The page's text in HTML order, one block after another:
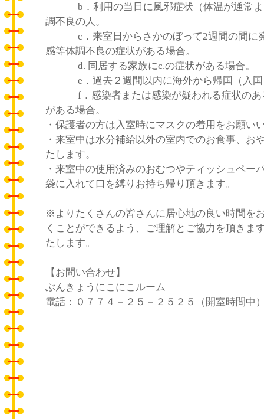
b．利用の当日に風邪症状（体温が通常よ
調不良の人。
c．来室日からさかのぼって2週間の間に
感等体調不良の症状がある場合。
d. 同居する家族にc.の症状がある場合。
e．過去２週間以内に海外から帰国（入国
f．感染者または感染が疑われる症状のあ
がある場合。
・保護者の方は入室時にマスクの着用をお願い
・来室中は水分補給以外の室内でのお食事、お
たします。
・来室中の使用済みのおむつやティッシュペー
袋に入れて口を縛りお持ち帰り頂きます。
※よりたくさんの皆さんに居心地の良い時間を
くことができるよう、ご理解とご協力を頂きま
たします。
【お問い合わせ】
ぶんきょうにこにこルーム
電話：０７７４－２５－２５２５（開室時間中